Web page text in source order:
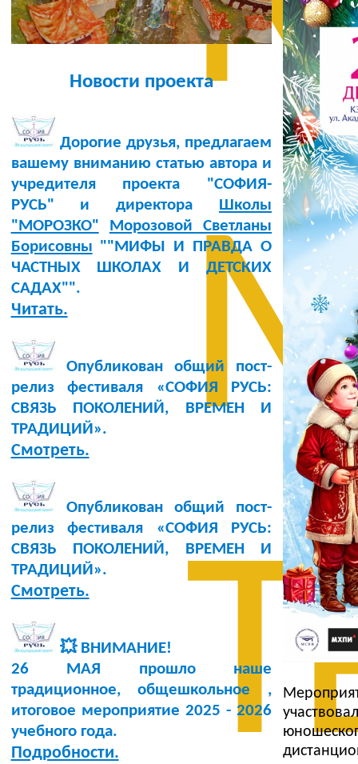
Новости проекта
Дорогие друзья, предлагаем
вашему вниманию статью автора и
учредителя проекта "СОФИЯ-
РУСЬ" и директора Школы
"МОРОЗКО"
Морозовой Светланы
Борисовны ""МИФЫ И ПРАВДА О
ЧАСТНЫХ ШКОЛАХ И ДЕТСКИХ
САДАХ"".
Читать.
Опубликован общий пост-
релиз фестиваля «СОФИЯ РУСЬ:
СВЯЗЬ ПОКОЛЕНИЙ, ВРЕМЕН И
ТРАДИЦИЙ».
Смотреть.
Опубликован общий пост-
релиз фестиваля «СОФИЯ РУСЬ:
СВЯЗЬ ПОКОЛЕНИЙ, ВРЕМЕН И
ТРАДИЦИЙ».
Смотреть.
💥 ВНИМАНИЕ!
26 МАЯ прошло наше
традиционное, общешкольное ,
итоговое мероприятие 2025 - 2026
учебного года.
Подробности.